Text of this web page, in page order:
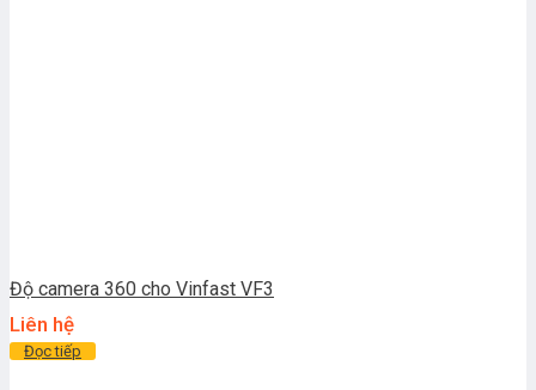
Độ camera 360 cho Vinfast VF3
Liên hệ
Đọc tiếp